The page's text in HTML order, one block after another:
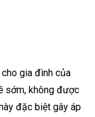
gia đình của
sớm, không được
đặc biệt gây áp